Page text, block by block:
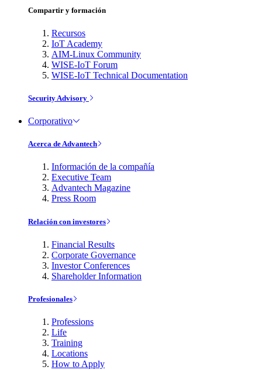
Compartir y formación
Recursos
IoT Academy
AIM-Linux Community
WISE-IoT Forum
WISE-IoT Technical Documentation
Security Advisory
Corporativo
Acerca de Advantech
Información de la compañía
Executive Team
Advantech Magazine
Press Room
Relación con investores
Financial Results
Corporate Governance
Investor Conferences
Shareholder Information
Profesionales
Professions
Life
Training
Locations
How to Apply